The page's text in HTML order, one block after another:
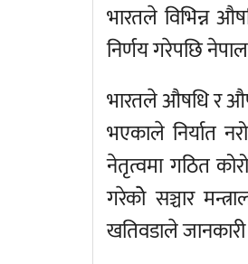
भारतले विभिन्न
निर्णय गरेपछि
भारतले औषधि र
भएकाले निर्यात
नेतृत्वमा गठित
गरेकोे सञ्चार
खतिवडाले जानकारी